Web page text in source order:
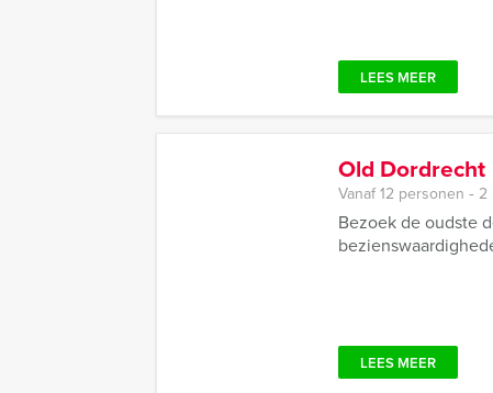
LEES MEER
Old Dordrecht
Vanaf 12 personen ‐ 2
Bezoek de oudste
LEES MEER